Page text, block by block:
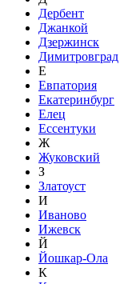
Дербент
Джанкой
Дзержинск
Димитровград
Е
Евпатория
Екатеринбург
Елец
Ессентуки
Ж
Жуковский
З
Златоуст
И
Иваново
Ижевск
Й
Йошкар-Ола
К